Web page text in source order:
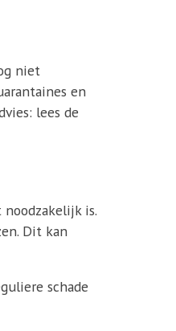
niet
en
lees de
is.
Dit kan
schade